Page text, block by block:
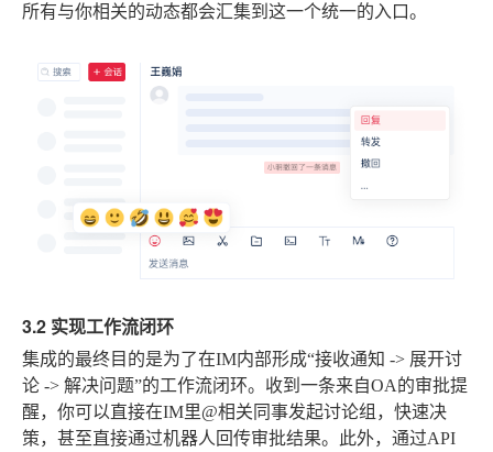
所有与你相关的动态都会汇集到这一个统一的入口。
3.2 实现工作流闭环
集成的最终目的是为了在IM内部形成“接收通知 -> 展开讨
论 -> 解决问题”的工作流闭环。收到一条来自OA的审批提
醒，你可以直接在IM里@相关同事发起讨论组，快速决
策，甚至直接通过机器人回传审批结果。此外，通过API